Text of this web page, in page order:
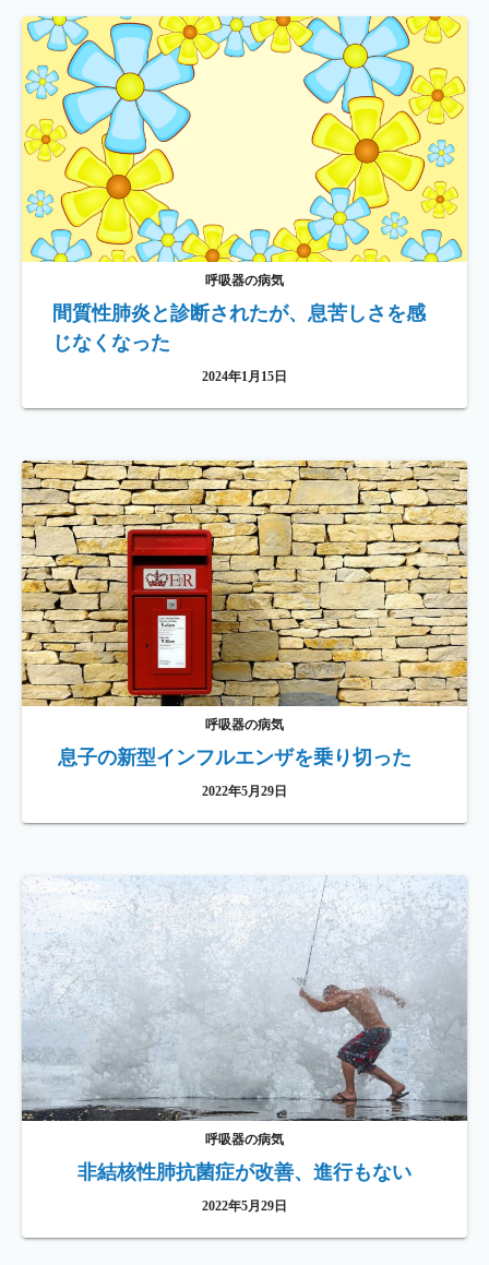
呼吸器の病気
間質性肺炎と診断されたが、息苦しさを感
じなくなった
2024年1月15日
呼吸器の病気
息子の新型インフルエンザを乗り切った
2022年5月29日
呼吸器の病気
非結核性肺抗菌症が改善、進行もない
2022年5月29日